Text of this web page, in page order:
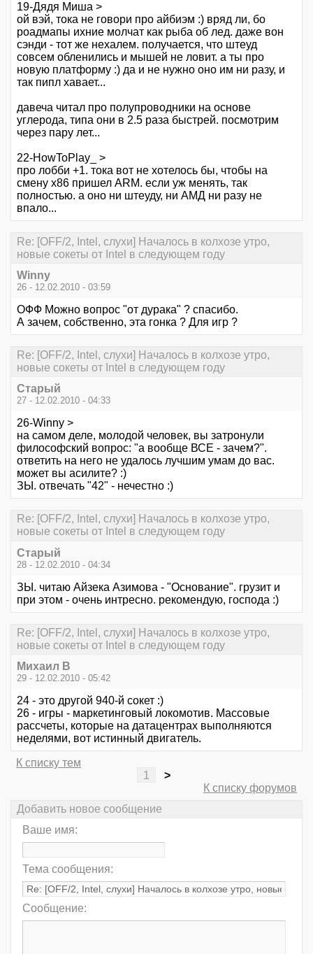
19-Дядя Миша >
ой вэй, тока не говори про айбиэм :) вряд ли, бо
роадмапы ихние молчат как рыба об лед. даже вон
сэнди - тот же нехалем. получается, что штеуд
совсем обленились и мышей не ловит. а ты про
новую платформу :) да и не нужно оно им ни разу, и
так пипл хавает...
давеча читал про полупроводники на основе
углерода, типа они в 2.5 раза быстрей. посмотрим
через пару лет...
22-HowToPlay_ >
про лобби +1. тока вот не хотелось бы, чтобы на
смену х86 пришел ARM. если уж менять, так
полностью. а оно ни штеуду, ни АМД ни разу не
впало...
Re: [OFF/2, Intel, слухи] Началось в колхозе утро,
новые сокеты от Intel в следующем году
Winny
26 - 12.02.2010 - 03:59
ОФФ Можно вопрос "от дурака" ? спасибо.
А зачем, собственно, эта гонка ? Для игр ?
Re: [OFF/2, Intel, слухи] Началось в колхозе утро,
новые сокеты от Intel в следующем году
Старый
27 - 12.02.2010 - 04:33
26-Winny >
на самом деле, молодой человек, вы затронули
философский вопрос: "а вообще ВСЕ - зачем?".
ответить на него не удалось лучшим умам до вас.
может вы асилите? :)
ЗЫ. отвечать "42" - нечестно :)
Re: [OFF/2, Intel, слухи] Началось в колхозе утро,
новые сокеты от Intel в следующем году
Старый
28 - 12.02.2010 - 04:34
ЗЫ. читаю Айзека Азимова - "Основание". грузит и
при этом - очень интресно. рекомендую, господа :)
Re: [OFF/2, Intel, слухи] Началось в колхозе утро,
новые сокеты от Intel в следующем году
Михаил В
29 - 12.02.2010 - 05:42
24 - это другой 940-й сокет :)
26 - игры - маркетинговый локомотив. Массовые
рассчеты, которые на датацентрах выполняются
неделями, вот истинный двигатель.
К списку тем
1
>
К списку форумов
Добавить новое сообщение
Ваше имя:
Тема сообщения:
Сообщение: